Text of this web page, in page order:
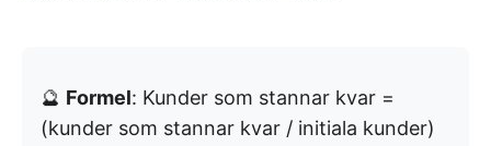
🔮 Formel: Kunder som stannar kvar =
(kunder som stannar kvar / initiala kunder)